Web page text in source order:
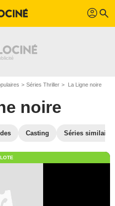
profil search
Séries Thriller La Ligne noire
noire
Casting Séries similaires